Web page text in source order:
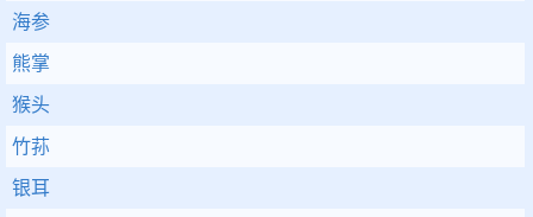
海参
熊掌
猴头
竹荪
银耳